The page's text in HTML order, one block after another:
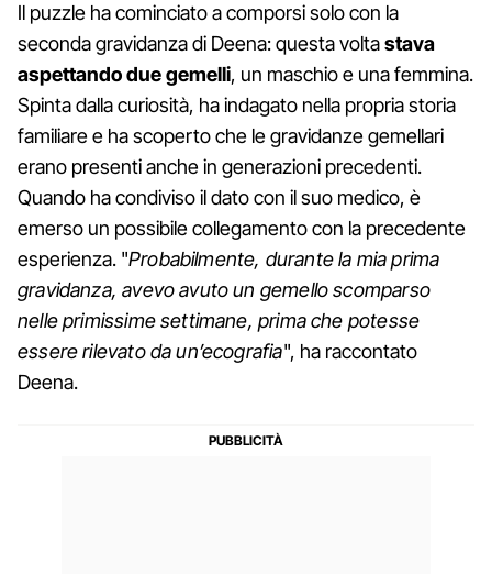
Il puzzle ha cominciato a comporsi solo con la
seconda gravidanza di Deena: questa voltastava
aspettando due gemelli, un maschio e una femmina.
Spinta dalla curiosità, ha indagato nella propria storia
familiare e ha scoperto che le gravidanze gemellari
erano presenti anche in generazioni precedenti.
Quando ha condiviso il dato con il suo medico, è
emerso un possibile collegamento con la precedente
esperienza. "Probabilmente, durante la mia prima
gravidanza, avevo avuto un gemello scomparso
nelle primissime settimane, prima che potesse
essere rilevato da un’ecografia", ha raccontato
Deena.